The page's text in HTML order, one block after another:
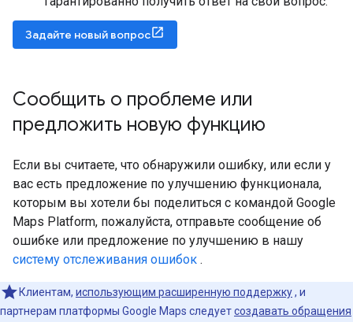
Задайте новый вопрос
Сообщить о проблеме или
предложить новую функцию
Если вы считаете, что обнаружили ошибку, или если у
вас есть предложение по улучшению функционала,
которым вы хотели бы поделиться с командой Google
Maps Platform, пожалуйста, отправьте сообщение об
ошибке или предложение по улучшению в нашу
систему отслеживания ошибок .
Клиентам, использующим расширенную поддержку, и
партнерам платформы Google Maps следуетсоздавать обращения